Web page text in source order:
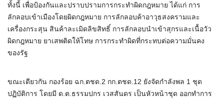
ทั้งนี้ เพื่อป้องกันและปราบปรามการกระทำผิดกฎหมาย ได้แก่ การ
ลักลอบเข้าเมืองโดยผิดกฎหมาย การลักลอบค้าอาวุธสงครามและ
เครื่องกระสุน สินค้าละเมิดลิขสิทธิ์ การลักลอบนำเข้าสุกรและเนื้อวัว
ผิดกฎหมาย ยาเสพติดให้โทษ การกระทำผิดที่กระทบต่อความมั่นคง
ของรัฐ
ขณะเดียวกัน กองร้อย ฉก.ตชด.2 กก.ตชด.12 ยังจัดกำลังพล 1 ชุด
ปฏิบัติการ โดยมี ด.ต.ธรรมปกร เวสสันดร เป็นหัวหน้าชุด ออกทำการ